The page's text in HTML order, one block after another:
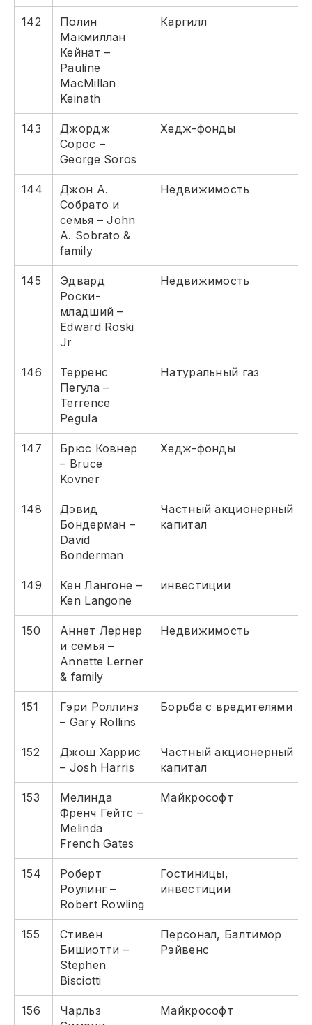
142
Полин
Макмиллан
Кейнат –
Pauline
MacMillan
Keinath
Каргилл
143
Джордж
Сорос –
George Soros
Хедж-фонды
144
Джон А.
Собрато и
семья – John
A. Sobrato &
family
Недвижимость
145
Эдвард
Роски-
младший –
Edward Roski
Jr
Недвижимость
146
Терренс
Пегула –
Terrence
Pegula
Натуральный газ
147
Брюс Ковнер
– Bruce
Kovner
Хедж-фонды
148
Дэвид
Бондерман –
David
Bonderman
Частный акционерный
капитал
149
Кен Лангоне –
Ken Langone
инвестиции
150
Аннет Лернер
и семья –
Annette Lerner
& family
Недвижимость
151
Гэри Роллинз
– Gary Rollins
Борьба с вредителями
152
Джош Харрис
– Josh Harris
Частный акционерный
капитал
153
Мелинда
Френч Гейтс –
Melinda
French Gates
Майкрософт
154
Роберт
Роулинг –
Robert Rowling
Гостиницы,
инвестиции
155
Стивен
Бишиотти –
Stephen
Bisciotti
Персонал, Балтимор
Рэйвенс
156
Чарльз
Майкрософт